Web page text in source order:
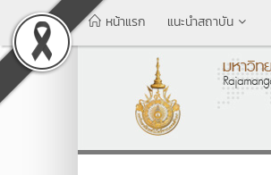
หน้าแรก แนะนำสถาบัน